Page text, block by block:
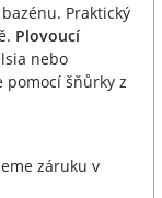
Praktický
Plovoucí
nebo
pomocí šňůrky z
záruku v